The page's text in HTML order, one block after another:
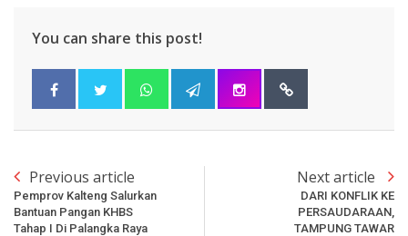
You can share this post!
Previous article
Pemprov Kalteng Salurkan
Bantuan Pangan KHBS
Tahap I Di Palangka Raya
Next article
DARI KONFLIK KE
PERSAUDARAAN,
TAMPUNG TAWAR